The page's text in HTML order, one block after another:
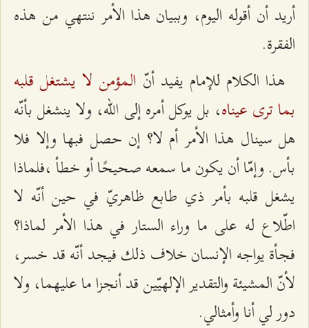
أريد أن أقوله اليوم، وببيان هذا الأمر ننتهي من هذه
الفقرة.
هذا الكلام للإمام يفيد أنّ المؤمن لا يشتغل قلبه
بما ترى عيناه، بل يوكل أمره إلى الله، ولا ينشغل بأنّه
هل سينال هذا الأمر أم لا؟ إن حصل فبها وإلا فلا
بأس. وإمّا أن يكون ما سمعه صحيحًا أو خطأ ،فلماذا
يشغل قلبه بأمر ذي طابع ظاهريّ في حين أنّه لا
اطّلاع له على ما وراء الستار في هذا الأمر لماذا؟
فجأة يواجه الإنسان خلاف ذلك فيجد أنّه قد خسر،
لأنّ المشيئة والتقدير الإلهيّين قد أنجزا ما عليهما، ولا
دور لي أنا وأمثالي.